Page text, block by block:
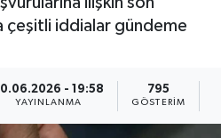
çeşitli iddialar gündeme
- 19:58
YAYINLANMA
795
GÖSTERIM